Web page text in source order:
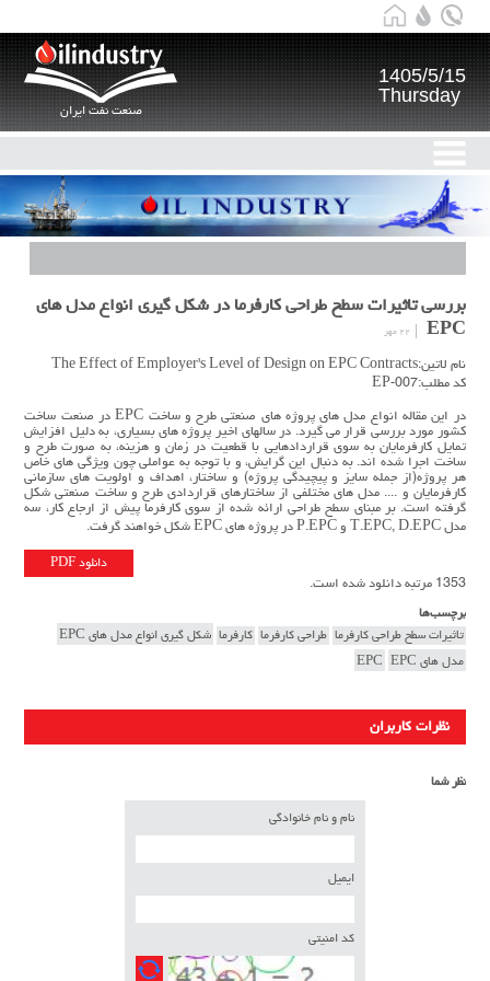
صنعت نفت ایران
1405/5/15
Thursday
بررسی تاثیرات سطح طراحی کارفرما در شکل گیری انواع مدل های
EPC
۲۲ مهر
نام لاتین:The Effect of Employer's Level of Design on EPC Contracts
کد مطلب:EP-007
در این مقاله انواع مدل های پروژه های صنعتی طرح و ساخت EPC در صنعت ساخت
کشور مورد بررسی قرار می گیرد. در سالهای اخیر پروژه های بسیاری، به دلیل افزایش
تمایل کارفرمایان به سوی قراردادهایی با قطعیت در زمان و هزینه، به صورت طرح و
ساخت اجرا شده اند. به دنبال این گرایش، و با توجه به عواملی چون ویژگی های خاص
هر پروژه(از جمله سایز و پیچیدگی پروژه) و ساختار، اهداف و اولویت های سازمانی
کارفرمایان و .... مدل های مختلفی از ساختارهای قراردادی طرح و ساخت صنعتی شکل
گرفته است. بر مبنای سطح طراحی ارائه شده از سوی کارفرما پیش از ارجاع کار، سه
مدل T.EPC, D.EPC و P.EPC در پروژه های EPC شکل خواهند گرفت.
دانلود PDF
1353 مرتبه دانلود شده است.
برچسب‌ها
تاثیرات سطح طراحی کارفرما طراحی کارفرما کارفرما شکل گیری انواع مدل های EPC
مدل های EPC
EPC
نظرات کاربران
نظر شما
نام و نام خانوادگی
ایمیل
کد امنیتی